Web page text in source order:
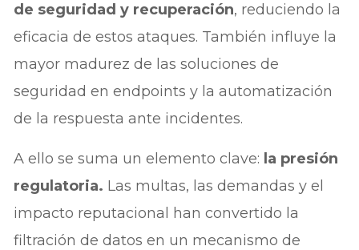
de seguridad y recuperación, reduciendo la
eficacia de estos ataques. También influye la
mayor madurez de las soluciones de
seguridad en endpoints y la automatización
de la respuesta ante incidentes.
A ello se suma un elemento clave: la presión
regulatoria. Las multas, las demandas y el
impacto reputacional han convertido la
filtración de datos en un mecanismo de